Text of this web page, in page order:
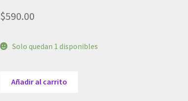
$590.00
Solo quedan 1 disponibles
Añadir al carrito